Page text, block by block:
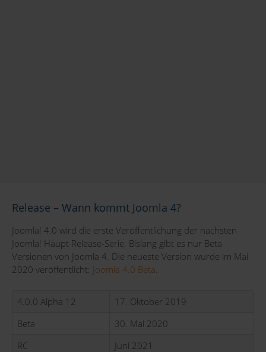
Release – Wann kommt Joomla 4?
Joomla! 4.0 wird die erste Veröffentlichung der nächsten
Joomla! Haupt Release-Serie. Bislang gibt es nur Beta
Versionen von Joomla 4. Die neueste Version wurde im Mai
2020 veröffentlicht: Joomla 4.0 Beta.
4.0.0 Alpha 12
17. Oktober 2019
Beta
30. Mai 2020
RC
Juni 2021